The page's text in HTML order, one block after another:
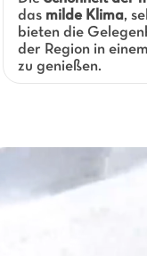
das milde Klima,
bieten die
der Region in
zu genießen.